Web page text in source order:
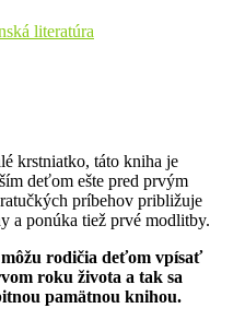
literatúra
krstniatko, táto kniha je
deťom ešte pred prvým
príbehov približuje
a ponúka tiež prvé modlitby.
rodičia deťom vpísať
roku života a tak sa
pamätnou knihou.